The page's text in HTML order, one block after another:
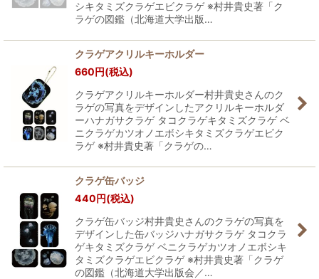
シキタミズクラゲエビクラゲ ※村井貴史著「ク
ラゲの図鑑（北海道大学出版…
クラゲアクリルキーホルダー
660円(税込)
クラゲアクリルキーホルダー村井貴史さんのク
ラゲの写真をデザインしたアクリルキーホルダ
ーハナガサクラゲ タコクラゲキタミズクラゲ ベ
ニクラゲカツオノエボシキタミズクラゲエビク
ラゲ ※村井貴史著「クラゲの…
クラゲ缶バッジ
440円(税込)
クラゲ缶バッジ村井貴史さんのクラゲの写真を
デザインした缶バッジハナガサクラゲ タコクラ
ゲキタミズクラゲ ベニクラゲカツオノエボシキ
タミズクラゲエビクラゲ ※村井貴史著「クラゲ
の図鑑（北海道大学出版会／…